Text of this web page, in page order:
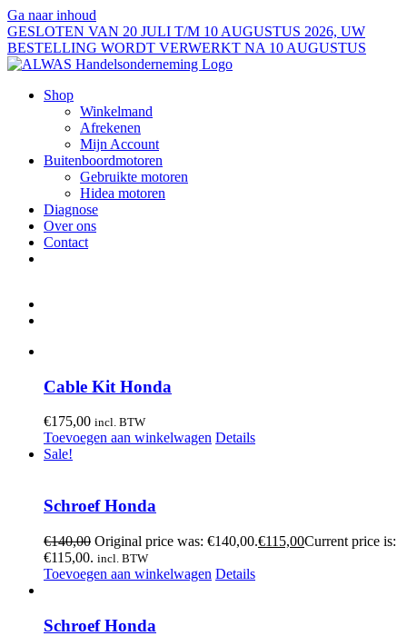
Ga naar inhoud
GESLOTEN VAN 20 JULI T/M 10 AUGUSTUS 2026, UW
BESTELLING WORDT VERWERKT NA 10 AUGUSTUS
Shop
Winkelmand
Afrekenen
Mijn Account
Buitenboordmotoren
Gebruikte motoren
Hidea motoren
Diagnose
Over ons
Contact
Cable Kit Honda
€175,00 incl. BTW
Toevoegen aan winkelwagen Details
Sale!
Schroef Honda
€140,00 Original price was: €140,00.€115,00Current price is:
€115,00. incl. BTW
Toevoegen aan winkelwagen Details
Schroef Honda